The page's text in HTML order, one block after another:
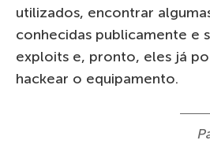
utilizados, encontrar
conhecidas publicamente e
exploits e, pronto, eles já
hackear o equipamento.